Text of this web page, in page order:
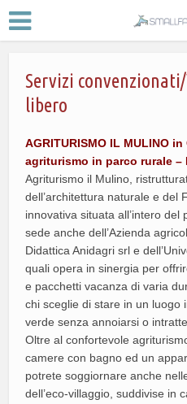
Servizi
libero
AGRITURISMO IL MULINO in
agriturismo in parco rurale –
Agriturismo il Mulino,
dell’architettura naturale e del
innovativa situata all’intero del
sede anche dell’Azienda
Didattica Anidagri srl e
quali opera in sinergia per
e pacchetti vacanza di varia
chi sceglie di stare in un luogo
verde senza annoiarsi o
Oltre al confortevole
camere con bagno ed un
potrete soggiornare anche
dell’eco-villaggio, suddivise in